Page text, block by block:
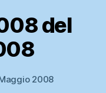
del
2008